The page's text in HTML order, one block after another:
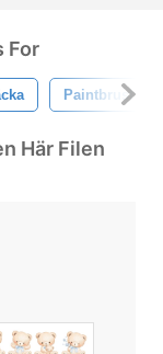
For
Paintbrush
Här Filen